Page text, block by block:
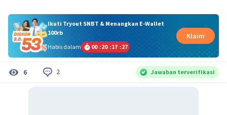
Ikuti Tryout SNBT & Menangkan E-Wallet
100rb
Habis dalam
00 :20 :17 :27
Klaim
6 2 Jawaban terverifikasi